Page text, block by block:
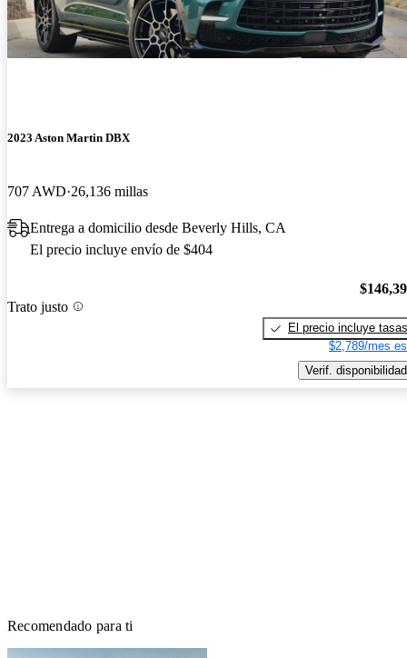
2023 Aston Martin DBX
707 AWD 26,136 millas
Entrega a domicilio desde Beverly Hills, CA
El precio incluye envío de $404
Trato justo
El precio incluye tasas
$2,789/mes
Verif. disponibilidad
Recomendado para ti